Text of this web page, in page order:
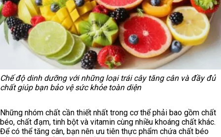
Chế độ dinh dưỡng với những loại trái cây tăng cân và đầy đủ
chất giúp bạn bảo vệ sức khỏe toàn diện
Những nhóm chất cần thiết nhất trong cơ thể phải bao gồm chất
béo, chất đạm, tinh bột và vitamin cùng nhiều khoáng chất khác.
Để có thể tăng cân, bạn nên ưu tiên thực phẩm chứa chất béo